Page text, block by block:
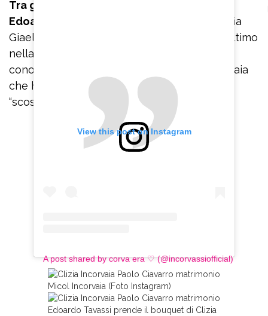
Tra gli invitati alcuni ex gieffini, tra cui
Edoardo Donnamaria, Alberto De Pisis,
Sofia
Giaele De Donà ed Edoardo Tavassi. Quest’ultimo
nella casa del “Grande Fratello Vip” ha
conosciuto e si è innamorato di Micol Incorvaia
che ha ricevuto alcune critiche per il look
“scosciato” scelto per le nozze della sorella.
View this post on Instagram
A post shared by corva era ♡ (@incorvassiofficial)
Micol Incorvaia (Foto Instagram)
Edoardo Tavassi prende il bouquet di Clizia